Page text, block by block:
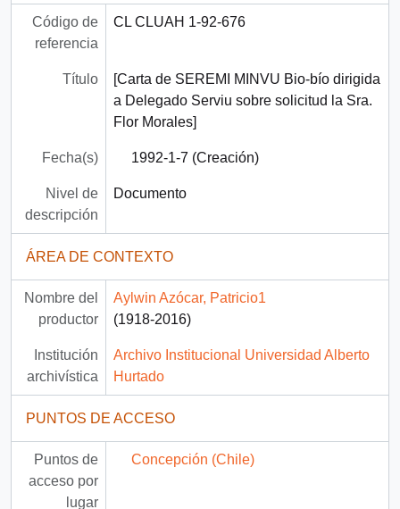
Código de
referencia
CL CLUAH 1-92-676
Título
[Carta de SEREMI MINVU Bio-bío dirigida
a Delegado Serviu sobre solicitud la Sra.
Flor Morales]
Fecha(s) 1992-1-7 (Creación)
Nivel de
descripción
Documento
ÁREA DE CONTEXTO
Nombre del
productor
Aylwin Azócar, Patricio1
(1918-2016)
Institución
archivística
Archivo Institucional Universidad Alberto
Hurtado
PUNTOS DE ACCESO
Puntos de
acceso por
lugar
Concepción (Chile)